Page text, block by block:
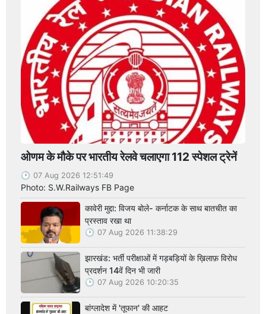
ओणम के मौके पर भारतीय रेलवे चलाएगा 112 स्पेशल ट्रेनें
07 Aug 2026 12:51:49
Photo: S.W.Railways FB Page
कावेरी मुद्दा: विजय बोले- कर्नाटक के साथ बातचीत का
प्रस्ताव रखा था
07 Aug 2026 11:38:29
झारखंड: भर्ती परीक्षाओं में गड़बड़ियों के ख़िलाफ़ विरोध
प्रदर्शन 14वें दिन भी जारी
07 Aug 2026 10:20:35
बांग्लादेश में 'तूफान' की आहट